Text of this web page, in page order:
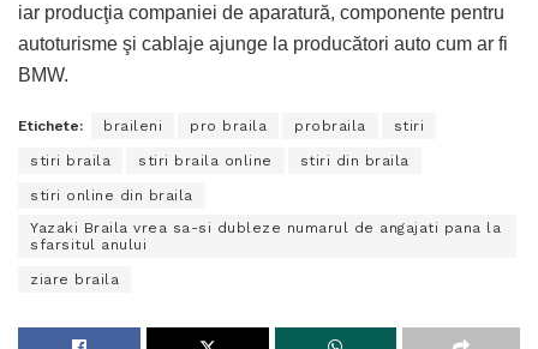
iar producţia companiei de aparatură, componente pentru
autoturisme şi cablaje ajunge la producători auto cum ar fi
BMW.
Etichete: braileni pro braila probraila stiri
stiri braila stiri braila online stiri din braila
stiri online din braila
Yazaki Braila vrea sa-si dubleze numarul de angajati pana la
sfarsitul anului
ziare braila